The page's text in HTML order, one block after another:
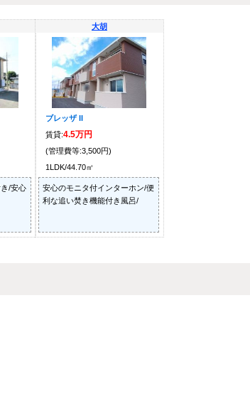
/安心
大胡
ブレッザ II
賃貸:4.5万円
(管理費等:3,500円)
1LDK/44.70㎡
安心のモニタ付インターホン/便
利な追い焚き機能付き風呂/